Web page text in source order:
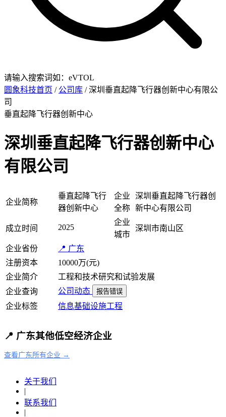
请输入搜索词如：eVTOL
圆象科技首页 / 公司库 / 深圳垂直起降飞行器创新中心有限公
司
垂直起降飞行器创新中心
深圳垂直起降飞行器创新中心
有限公司
企业简称
垂直起降飞行
器创新中心
企业
全称
深圳垂直起降飞行器创
新中心有限公司
成立时间 2025
企业
城市
深圳市南山区
企业省份
📍 广东
注册资本
10000万(元)
企业简介
工程和技术研究和试验发展
企业查询
公司动态 报告错误
企业标签 信息基础设施工程
📍 广东其他低空经济企业
查看广东所有企业 →
关于我们
|
联系我们
|